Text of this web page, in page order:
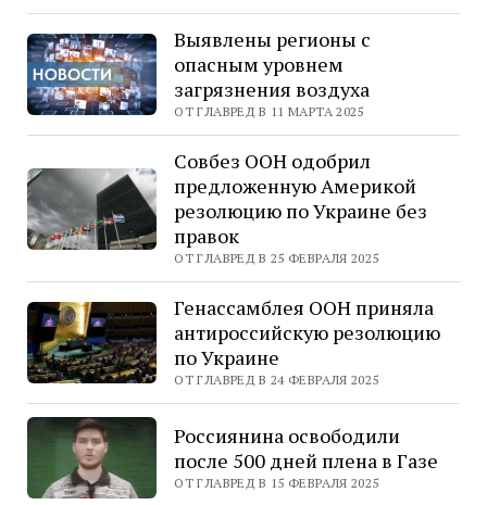
Выявлены регионы с
опасным уровнем
загрязнения воздуха
ОТ ГЛАВРЕД В 11 МАРТА 2025
Совбез ООН одобрил
предложенную Америкой
резолюцию по Украине без
правок
ОТ ГЛАВРЕД В 25 ФЕВРАЛЯ 2025
Генассамблея ООН приняла
антироссийскую резолюцию
по Украине
ОТ ГЛАВРЕД В 24 ФЕВРАЛЯ 2025
Россиянина освободили
после 500 дней плена в Газе
ОТ ГЛАВРЕД В 15 ФЕВРАЛЯ 2025